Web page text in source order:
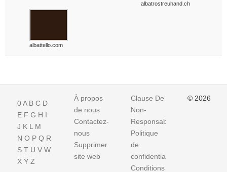
albatrostreuhand.ch
albattello.com
0A B C D
E F G H I
J K L M
N O P Q R
S T U V W
X Y Z
À propos
de nous
Contactez-
nous
Supprimer
site web
Clause De
Non-
Responsabilite
Politique
de
confidentialité
Conditions
© 2026